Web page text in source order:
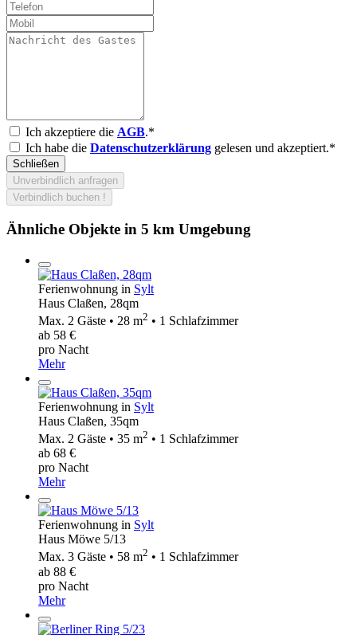
Ich akzeptiere die AGB.*
Ich habe die Datenschutzerklärung gelesen und akzeptiert.*
Schließen
Unverbindlich anfragen
Verbindlich buchen !
Ähnliche Objekte in 5 km Umgebung
Ferienwohnung in Sylt
Haus Claßen, 28qm
Max. 2 Gäste • 28 m2 • 1 Schlafzimmer
ab 58 €
pro Nacht
Mehr
Ferienwohnung in Sylt
Haus Claßen, 35qm
Max. 2 Gäste • 35 m2 • 1 Schlafzimmer
ab 68 €
pro Nacht
Mehr
Ferienwohnung in Sylt
Haus Möwe 5/13
Max. 3 Gäste • 58 m2 • 1 Schlafzimmer
ab 88 €
pro Nacht
Mehr